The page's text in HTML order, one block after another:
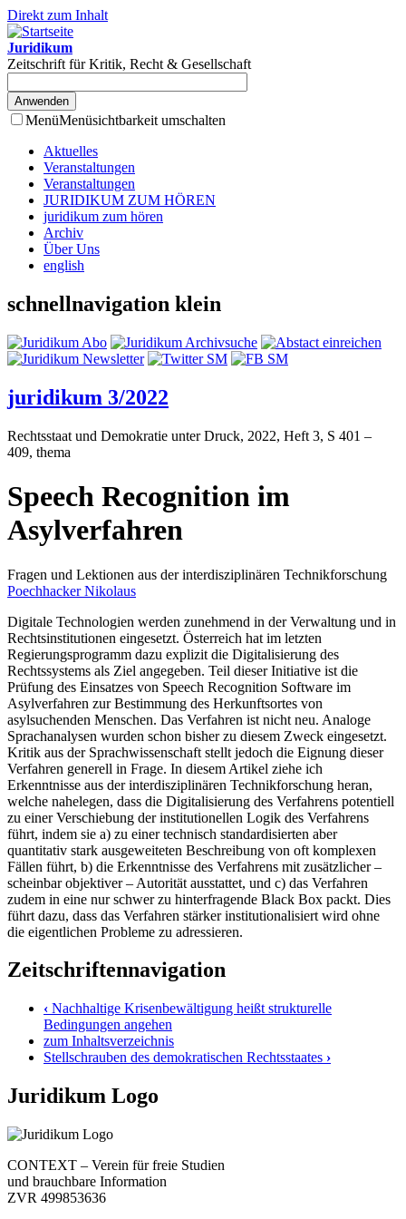
Direkt zum Inhalt
Juridikum
Zeitschrift für Kritik, Recht & Gesellschaft
MenüMenüsichtbarkeit umschalten
Aktuelles
Veranstaltungen
Veranstaltungen
JURIDIKUM ZUM HÖREN
juridikum zum hören
Archiv
Über Uns
english
schnellnavigation klein
juridikum 3/2022
Rechtsstaat und Demokratie unter Druck, 2022, Heft 3, S 401 –
409, thema
Speech Recognition im
Asylverfahren
Fragen und Lektionen aus der interdisziplinären Technikforschung
Poechhacker Nikolaus
Digitale Technologien werden zunehmend in der Verwaltung und in
Rechtsinstitutionen eingesetzt. Österreich hat im letzten
Regierungsprogramm dazu explizit die Digitalisierung des
Rechtssystems als Ziel angegeben. Teil dieser Initiative ist die
Prüfung des Einsatzes von Speech Recognition Software im
Asylverfahren zur Bestimmung des Herkunftsortes von
asylsuchenden Menschen. Das Verfahren ist nicht neu. Analoge
Sprachanalysen wurden schon bisher zu diesem Zweck eingesetzt.
Kritik aus der Sprachwissenschaft stellt jedoch die Eignung dieser
Verfahren generell in Frage. In diesem Artikel ziehe ich
Erkenntnisse aus der interdisziplinären Technikforschung heran,
welche nahelegen, dass die Digitalisierung des Verfahrens potentiell
zu einer Verschiebung der institutionellen Logik des Verfahrens
führt, indem sie a) zu einer technisch standardisierten aber
quantitativ stark ausgeweiteten Beschreibung von oft komplexen
Fällen führt, b) die Erkenntnisse des Verfahrens mit zusätzlicher –
scheinbar objektiver – Autorität ausstattet, und c) das Verfahren
zudem in eine nur schwer zu hinterfragende Black Box packt. Dies
führt dazu, dass das Verfahren stärker institutionalisiert wird ohne
die eigentlichen Probleme zu adressieren.
Zeitschriftennavigation
‹ Nachhaltige Krisenbewältigung heißt strukturelle
Bedingungen angehen
zum Inhaltsverzeichnis
Stellschrauben des demokratischen Rechtsstaates ›
Juridikum Logo
CONTEXT – Verein für freie Studien
und brauchbare Information
ZVR 499853636